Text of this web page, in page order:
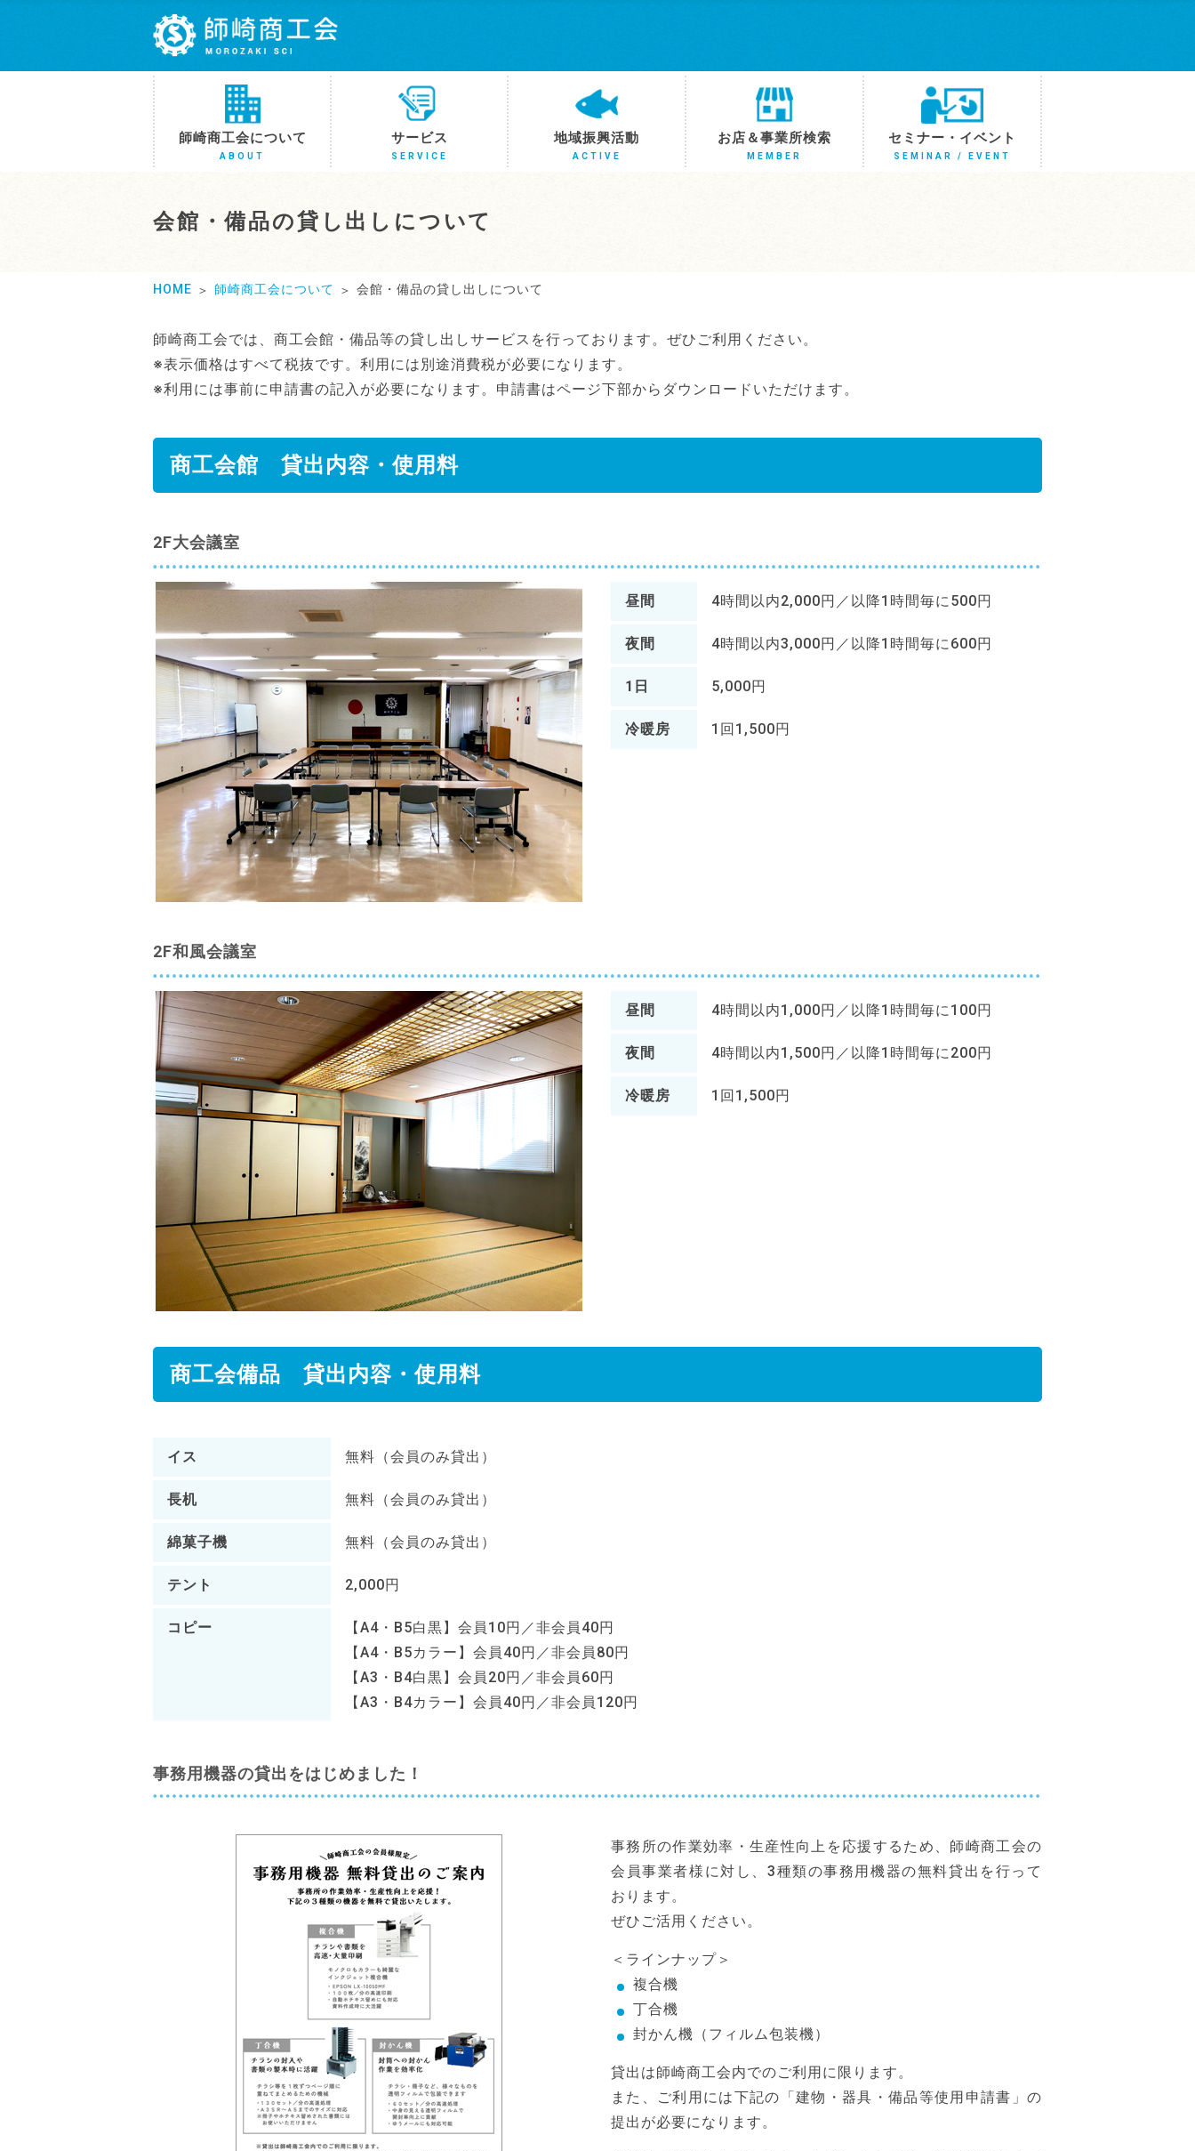
師崎商工会について
ABOUT
サービス
SERVICE
地域振興活動
ACTIVE
お店＆事業所検索
MEMBER
セミナー・イベント
SEMINAR / EVENT
会館・備品の貸し出しについて
HOME 師崎商工会について 会館・備品の貸し出しについて
師崎商工会では、商工会館・備品等の貸し出しサービスを行っております。ぜひご利用ください。
※表示価格はすべて税抜です。利用には別途消費税が必要になります。
※利用には事前に申請書の記入が必要になります。申請書はページ下部からダウンロードいただけます。
商工会館 貸出内容・使用料
2F大会議室
昼間 4時間以内2,000円／以降1時間毎に500円
夜間 4時間以内3,000円／以降1時間毎に600円
1日 5,000円
冷暖房 1回1,500円
2F和風会議室
昼間 4時間以内1,000円／以降1時間毎に100円
夜間 4時間以内1,500円／以降1時間毎に200円
冷暖房 1回1,500円
商工会備品 貸出内容・使用料
イス 無料（会員のみ貸出）
長机 無料（会員のみ貸出）
綿菓子機 無料（会員のみ貸出）
テント 2,000円
コピー
【A4・B5白黒】会員10円／非会員40円
【A4・B5カラー】会員40円／非会員80円
【A3・B4白黒】会員20円／非会員60円
【A3・B4カラー】会員40円／非会員120円
事務用機器の貸出をはじめました！
事務所の作業効率・生産性向上を応援するため、師崎商工会の
会員事業者様に対し、3種類の事務用機器の無料貸出を行って
おります。
ぜひご活用ください。
＜ラインナップ＞
複合機
丁合機
封かん機（フィルム包装機）
貸出は師崎商工会内でのご利用に限ります。
また、ご利用には下記の「建物・器具・備品等使用申請書」の
提出が必要になります。